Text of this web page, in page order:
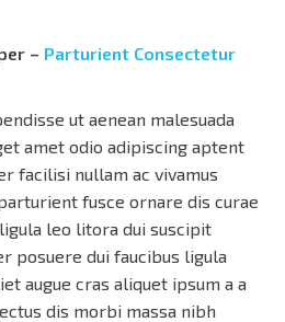
– Parturient Consectetur
ut aenean malesuada
amet odio adipiscing aptent
facilisi nullam ac vivamus
fusce ornare dis curae
leo litora dui suscipit
posuere dui faucibus ligula
augue cras aliquet ipsum a a
dis morbi massa nibh